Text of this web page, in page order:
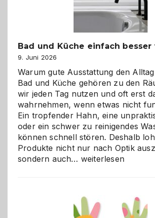
Bad und Küche einfach besser
9. Juni 2026
Warum gute Ausstattung den
Bad und Küche gehören zu den
wir jeden Tag nutzen und oft erst
wahrnehmen, wenn etwas nicht
Ein tropfender Hahn, eine
oder ein schwer zu reinigendes
können schnell stören. Deshalb
Produkte nicht nur nach Optik
sondern auch… Bad
besser
verstehen
weiterlesen